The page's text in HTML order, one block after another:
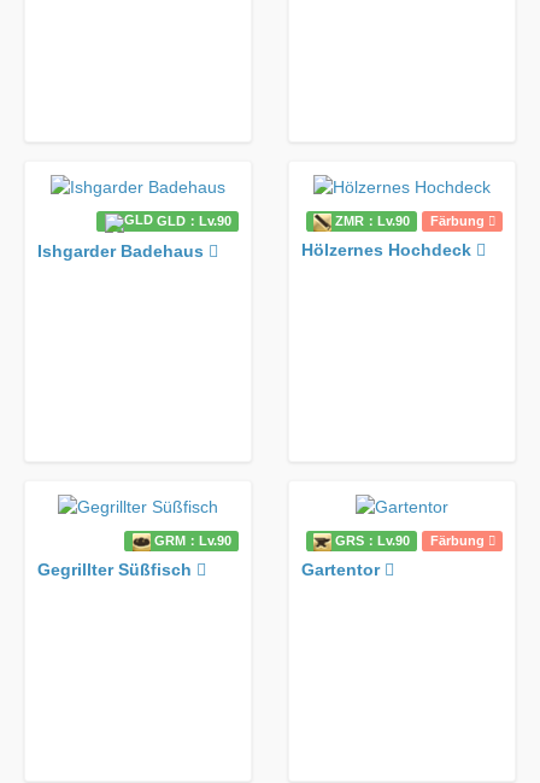
GLD：Lv.90
Ishgarder Badehaus
ZMR：Lv.90 Färbung
Hölzernes Hochdeck
GRM：Lv.90
Gegrillter Süßfisch
GRS：Lv.90 Färbung
Gartentor